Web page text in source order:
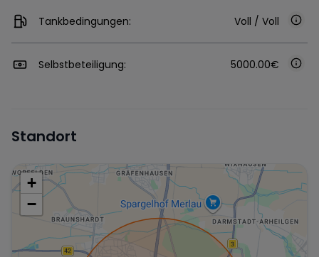
Tankbedingungen: Voll / Voll
Selbstbeteiligung: 5000.00€
Standort
+
−